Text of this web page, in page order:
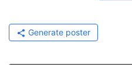
Generate poster